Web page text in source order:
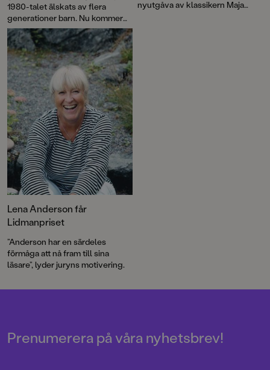
1980-talet älskats av flera
generationer barn. Nu kommer
båda böckerna i lätt bearbetade
nyutgåvor!
nyutgåva av klassikern Maja
Lena Anderson får
Lidmanpriset
”Anderson har en särdeles
förmåga att nå fram till sina
läsare”, lyder juryns motivering.
Prenumerera på våra nyhetsbrev!